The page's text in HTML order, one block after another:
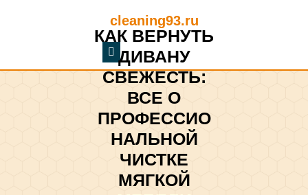
cleaning93.ru
КАК ВЕРНУТЬ
ДИВАНУ
СВЕЖЕСТЬ:
ВСЕ О
ПРОФЕССИО
НАЛЬНОЙ
ЧИСТКЕ
МЯГКОЙ